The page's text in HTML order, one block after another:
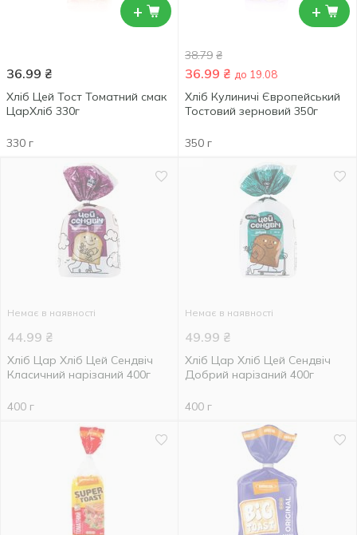
+
36.99 ₴
Хліб Цей Тост Томатний смак
ЦарХліб 330г
330 г
+
38.79 ₴
36.99 ₴ до 19.08
Хліб Кулиничі Європейський
Тостовий зерновий 350г
350 г
Немає в наявності
44.99 ₴
Хліб Цар Хліб Цей Сендвіч
Класичний нарізаний 400г
400 г
Немає в наявності
49.99 ₴
Хліб Цар Хліб Цей Сендвіч
Добрий нарізаний 400г
400 г